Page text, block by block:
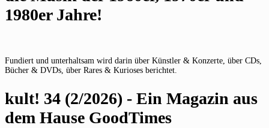
1980er Jahre!
Fundiert und unterhaltsam wird darin über Künstler & Konzerte, über CDs,
Bücher & DVDs, über Rares & Kurioses berichtet.
kult! 34 (2/2026) - Ein Magazin aus
dem Hause GoodTimes